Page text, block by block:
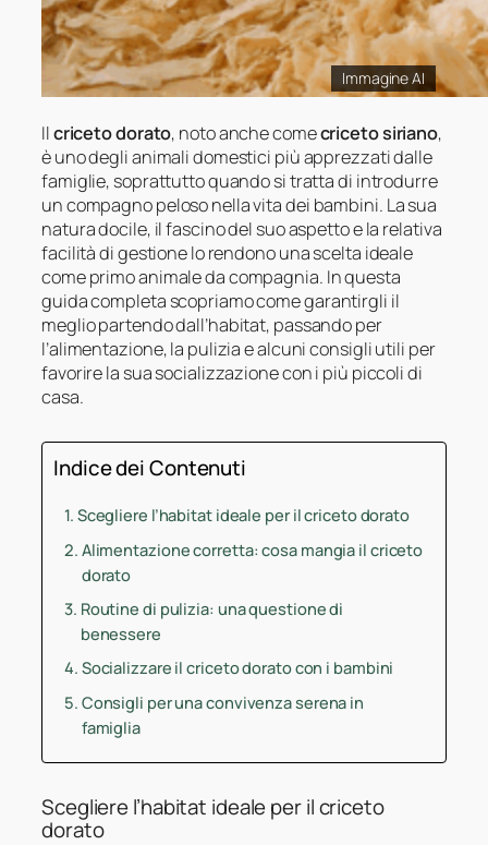
Immagine AI
Ilcriceto dorato, noto anche comecriceto siriano,
è uno degli animali domestici più apprezzati dalle
famiglie, soprattutto quando si tratta di introdurre
un compagno peloso nella vita dei bambini. La sua
natura docile, il fascino del suo aspetto e la relativa
facilità di gestione lo rendono una scelta ideale
come primo animale da compagnia. In questa
guida completa scopriamo come garantirgli il
meglio partendo dall’habitat, passando per
l’alimentazione, la pulizia e alcuni consigli utili per
favorire la sua socializzazione con i più piccoli di
casa.
Indice dei Contenuti
Scegliere l’habitat ideale per il criceto dorato
Alimentazione corretta: cosa mangia il criceto
dorato
Routine di pulizia: una questione di
benessere
Socializzare il criceto dorato con i bambini
Consigli per una convivenza serena in
famiglia
Scegliere l’habitat ideale per il criceto
dorato